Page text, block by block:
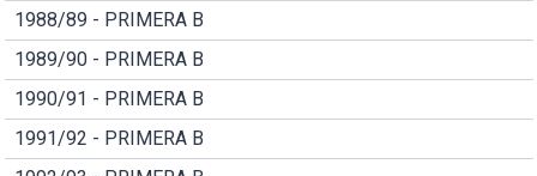
1988/89 - PRIMERA B
1989/90 - PRIMERA B
1990/91 - PRIMERA B
1991/92 - PRIMERA B